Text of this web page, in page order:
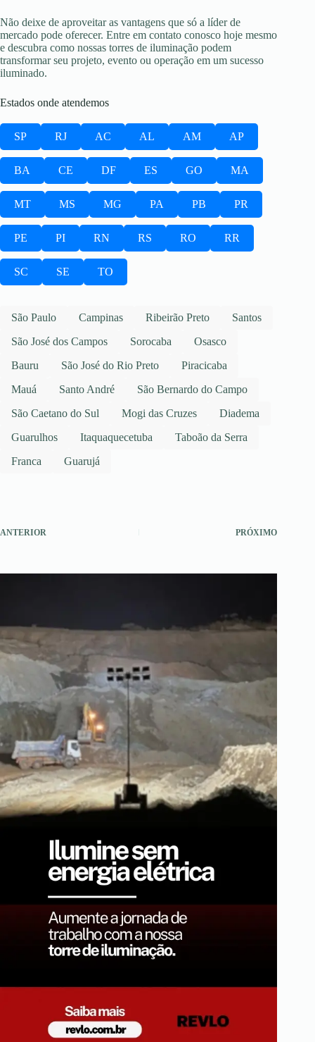
Não deixe de aproveitar as vantagens que só a líder de
mercado pode oferecer. Entre em contato conosco hoje mesmo
e descubra como nossas torres de iluminação podem
transformar seu projeto, evento ou operação em um sucesso
iluminado.
Estados onde atendemos
SP RJ AC AL AM AP
BA CE DF ES GO MA
MT MS MG PA PB PR
PE PI RN RS RO RR
SC SE TO
São Paulo Campinas Ribeirão Preto
Santos
São José dos Campos
Sorocaba
Osasco
Bauru
São José do Rio Preto
Piracicaba
Mauá
Santo André
São Bernardo do Campo
São Caetano do Sul
Mogi das Cruzes
Diadema
Guarulhos
Itaquaquecetuba
Taboão da Serra
Franca
Guarujá
ANTERIOR PRÓXIMO